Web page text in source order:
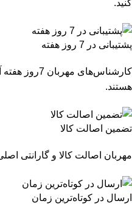
کنید.
پشتیبانی در 7 روز هفته
کارشناس‌های
هستند.
تضمین اصالت کالا
مهربان اصالت کالا و گارانتی
ارسال در کوتاه‌ترین زمان